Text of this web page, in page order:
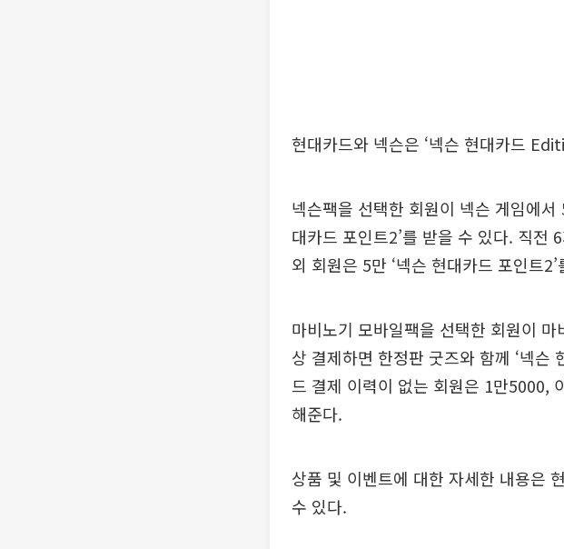
현대카드와 넥슨은 ‘넥슨 현대카드
넥슨팩을 선택한 회원이 넥슨 게임에
대카드 포인트2’를 받을 수 있다. 직전
외 회원은 5만 ‘넥슨 현대카드 포인트
마비노기 모바일팩을 선택한 회원이
상 결제하면 한정판 굿즈와 함께 ‘넥슨
드 결제 이력이 없는 회원은 1만5000,
해준다.
상품 및 이벤트에 대한 자세한 내용은
수 있다.